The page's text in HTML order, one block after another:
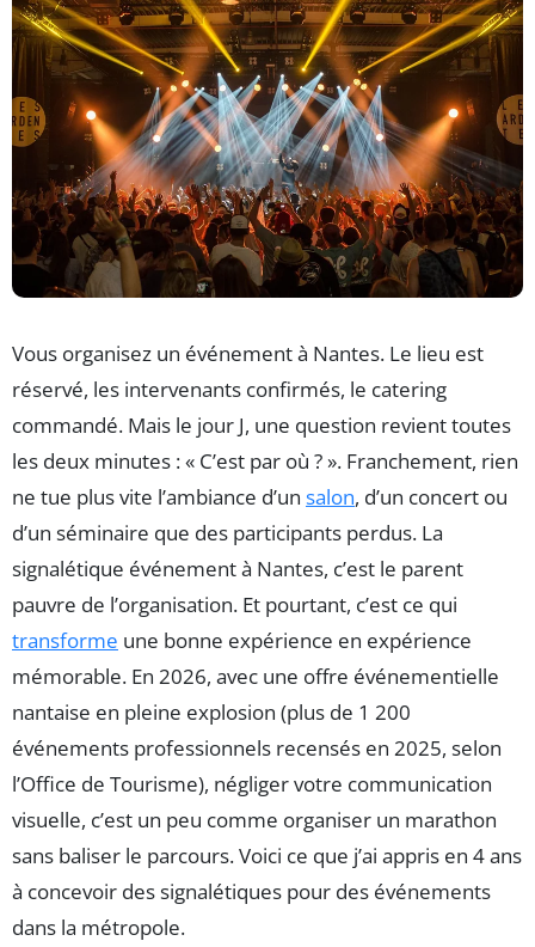
Vous organisez un événement à Nantes. Le lieu est
réservé, les intervenants confirmés, le catering
commandé. Mais le jour J, une question revient toutes
les deux minutes : « C’est par où ? ». Franchement, rien
ne tue plus vite l’ambiance d’un salon, d’un concert ou
d’un séminaire que des participants perdus. La
signalétique événement à Nantes, c’est le parent
pauvre de l’organisation. Et pourtant, c’est ce qui
transforme une bonne expérience en expérience
mémorable. En 2026, avec une offre événementielle
nantaise en pleine explosion (plus de 1 200
événements professionnels recensés en 2025, selon
l’Office de Tourisme), négliger votre communication
visuelle, c’est un peu comme organiser un marathon
sans baliser le parcours. Voici ce que j’ai appris en 4 ans
à concevoir des signalétiques pour des événements
dans la métropole.